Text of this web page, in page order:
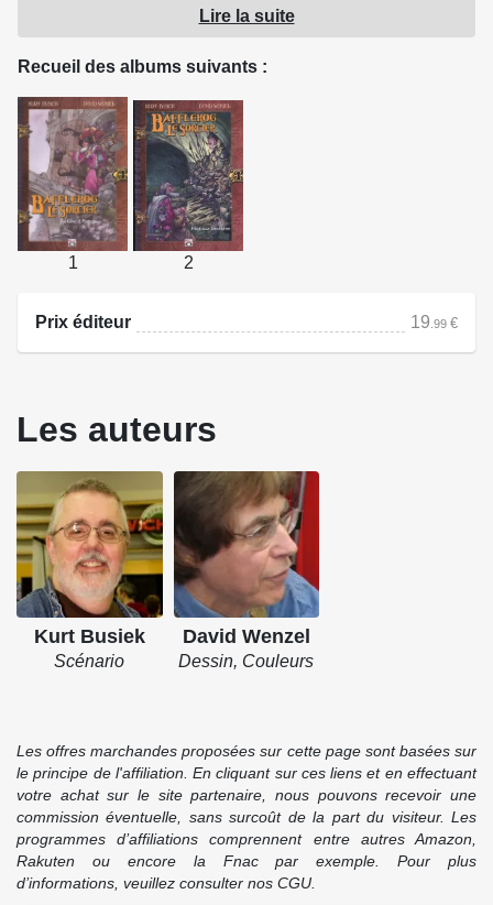
Bienvenue au pays de la Nuit Éternelle.
Bafflerog Rumplewhisker est un magicien maléfique, issu
travail de maintenir son territoire dans une obscurité aussi
lugubre et sombre que le reste du pays. C'est également à
lui de trouver le Livre du Pire, perdu depuis bien
longtemps, et qui contient des charmes magiques pouvant
annihiler pour toujours les forces du Bien et de la Lumière.
Il y a juste un problème. Il n'a pas le coeur à cela. Mais
pour objectif de trouver le moyen d'anéantir l'espoir, la
lumière et la liberté dans le monde ?
Source : Soleil Productions
Lire la suite
Recueil des albums suivants :
1 2
Prix éditeur 19.99 €
Les auteurs
Kurt Busiek
Scénario
David Wenzel
Dessin, Couleurs
Les offres marchandes proposées sur cette page sont basées sur
le principe de l'affiliation. En cliquant sur ces liens et en effectuant
votre achat sur le site partenaire, nous pouvons recevoir une
commission éventuelle, sans surcoût de la part du visiteur. Les
programmes d’affiliations comprennent entre autres Amazon,
Rakuten ou encore la Fnac par exemple. Pour plus
d’informations, veuillez consulter nos CGU.